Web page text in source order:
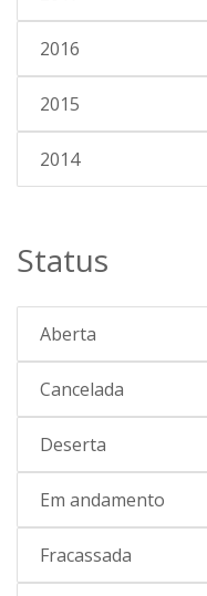
2016
2015
2014
Status
Aberta
Cancelada
Deserta
Em andamento
Fracassada